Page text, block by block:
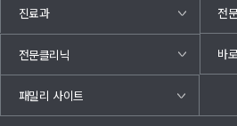
진료과 전
전문클리닉 바
패밀리 사이트